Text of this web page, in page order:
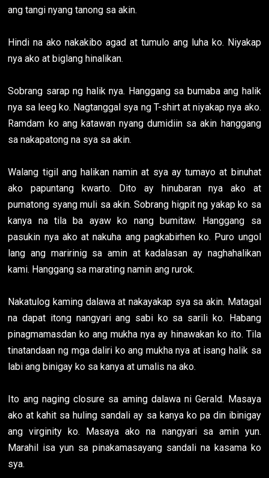
ang tangi nyang tanong sa akin.
Hindi na ako nakakibo agad at tumulo ang luha ko. Niyakap
nya ako at biglang hinalikan.
Sobrang sarap ng halik nya. Hanggang sa bumaba ang halik
nya sa leeg ko. Nagtanggal sya ng T-shirt at niyakap nya ako.
Ramdam ko ang katawan nyang dumidiin sa akin hanggang
sa nakapatong na sya sa akin.
Walang tigil ang halikan namin at sya ay tumayo at binuhat
ako papuntang kwarto. Dito ay hinubaran nya ako at
pumatong syang muli sa akin. Sobrang higpit ng yakap ko sa
kanya na tila ba ayaw ko nang bumitaw. Hanggang sa
pasukin nya ako at nakuha ang pagkabirhen ko. Puro ungol
lang ang maririnig sa amin at kadalasan ay naghahalikan
kami. Hanggang sa marating namin ang rurok.
Nakatulog kaming dalawa at nakayakap sya sa akin. Matagal
na dapat itong nangyari ang sabi ko sa sarili ko. Habang
pinagmamasdan ko ang mukha nya ay hinawakan ko ito. Tila
tinatandaan ng mga daliri ko ang mukha nya at isang halik sa
labi ang binigay ko sa kanya at umalis na ako.
Ito ang naging closure sa aming dalawa ni Gerald. Masaya
ako at kahit sa huling sandali ay sa kanya ko pa din ibinigay
ang virginity ko. Masaya ako na nangyari sa amin yun.
Marahil isa yun sa pinakamasayang sandali na kasama ko
sya.